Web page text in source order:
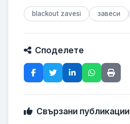
blackout zavesi завеси
Споделете
Свързани публикации